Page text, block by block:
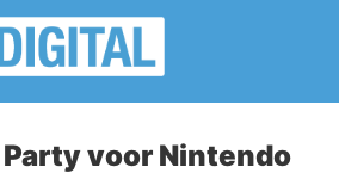
voor Nintendo